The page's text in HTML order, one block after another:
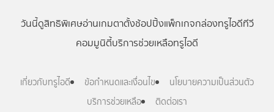
วันนี้ดูสิทธิพิเศษอ่านเกมตาตั้งช้อปปิ้งแพ็กเกจกล่องทรูไอดีทีวี
คอมมูนิตี้บริการช่วยเหลือทรูไอดี
เกี่ยวกับทรูไอดี ข้อกำหนดและเงื่อนไข
นโยบายความเป็นส่วนตัว
บริการช่วยเหลือ
ติดต่อเรา